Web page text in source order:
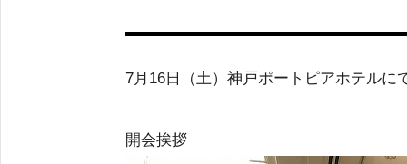
7月16日（土）神戸ポートピアホテルに
開会挨拶